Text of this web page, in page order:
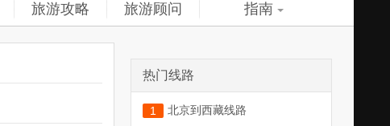
旅游攻略 旅游顾问 指南
热门线路
1 北京到西藏线路